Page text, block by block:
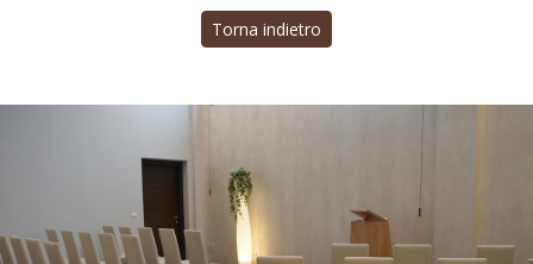
Torna indietro